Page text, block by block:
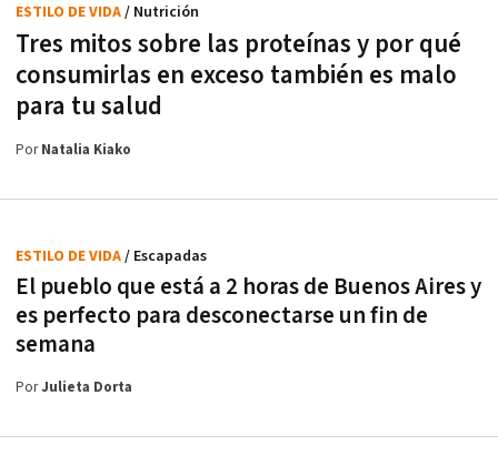
Tres mitos sobre las proteínas y por qué
consumirlas en exceso también es malo
para tu salud
ESTILO DE VIDA/ Nutrición
PorNatalia Kiako
El pueblo que está a 2 horas de Buenos Aires y
es perfecto para desconectarse un fin de
semana
ESTILO DE VIDA/ Escapadas
PorJulieta Dorta